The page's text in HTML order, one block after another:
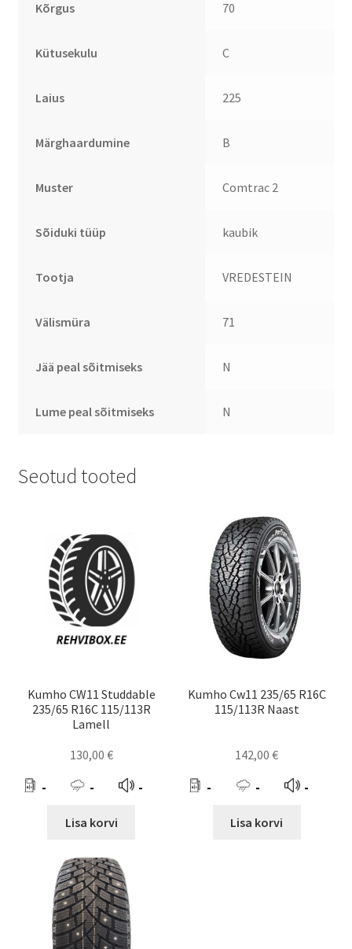
Kõrgus 70
Kütusekulu C
Laius 225
Märghaardumine B
Muster Comtrac 2
Sõiduki tüüp kaubik
Tootja VREDESTEIN
Välismüra 71
Jää peal sõitmiseks N
Lume peal sõitmiseks N
Seotud tooted
Kumho CW11 Studdable
235/65 R16C 115/113R
Lamell
130,00 €
- - -
Lisa korvi
Kumho Cw11 235/65 R16C
115/113R Naast
142,00€
- - -
Lisa korvi